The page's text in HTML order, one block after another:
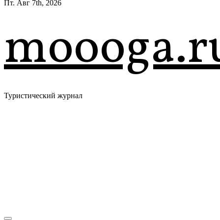
Пт. Авг 7th, 2026
Туристический журнал